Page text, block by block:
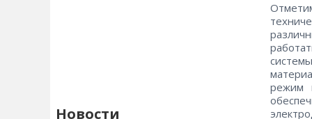
Новости
режим